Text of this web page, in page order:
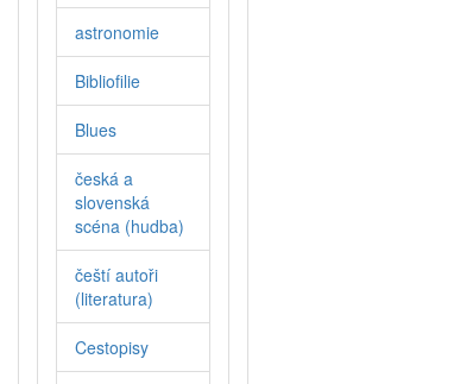
astronomie
Bibliofilie
Blues
česká a
slovenská
scéna (hudba)
čeští autoři
(literatura)
Cestopisy